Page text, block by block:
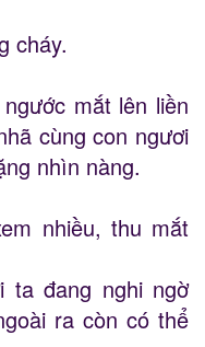
cháy.
mắt lên liền
cùng con ngươi
nhìn nàng.
nhiều, thu mắt
ta đang nghi ngờ
ra còn có thể